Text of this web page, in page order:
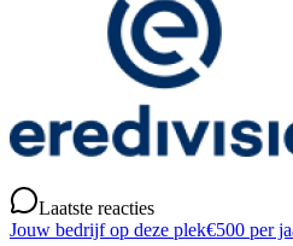
Laatste reacties
Jouw bedrijf op deze plek€500 per